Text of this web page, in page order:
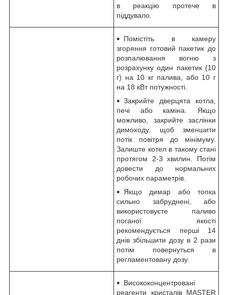
в реакцію протече в
піддувало.
Помістіть в камеру
згоряння готовий пакетик до
розпалювання вогню з
розрахунку один пакетик (10
г) на 10 кг палива, або 10 г
на 18 кВт потужності.
Закрийте дверцята котла,
печі або каміна. Якщо
можливо, закрийте заслінки
димоходу, щоб зменшити
потік повітря до мінімуму.
Залиште котел в такому стані
протягом 2-3 хвилин. Потім
довести до нормальних
робочих параметрів.
Якщо димар або топка
сильно забруднені, або
використовуєте паливо
поганої якості
рекомендується перші 14
днів збільшити дозу в 2 рази
потім повернуться в
регламентовану дозу.
Висококонцентровані
реагенти кристалів MASTER